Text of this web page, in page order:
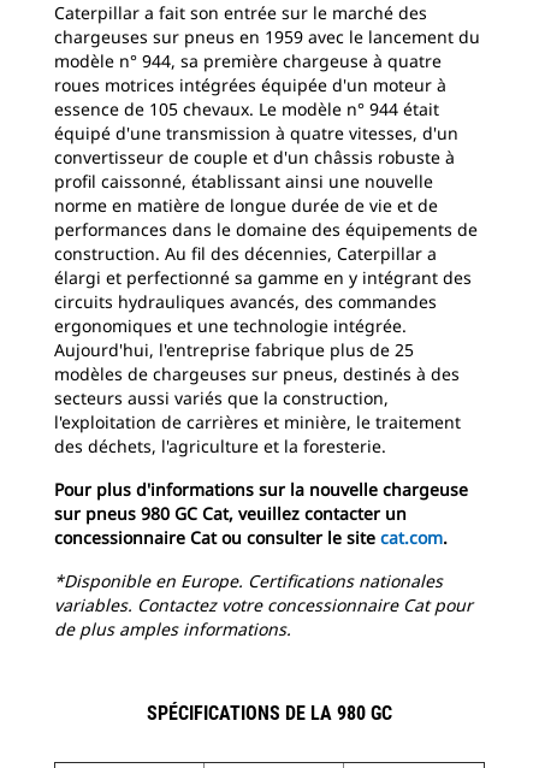
Caterpillar a fait son entrée sur le marché des
chargeuses sur pneus en 1959 avec le lancement du
modèle n° 944, sa première chargeuse à quatre
roues motrices intégrées équipée d'un moteur à
essence de 105 chevaux. Le modèle n° 944 était
équipé d'une transmission à quatre vitesses, d'un
convertisseur de couple et d'un châssis robuste à
profil caissonné, établissant ainsi une nouvelle
norme en matière de longue durée de vie et de
performances dans le domaine des équipements de
construction. Au fil des décennies, Caterpillar a
élargi et perfectionné sa gamme en y intégrant des
circuits hydrauliques avancés, des commandes
ergonomiques et une technologie intégrée.
Aujourd'hui, l'entreprise fabrique plus de 25
modèles de chargeuses sur pneus, destinés à des
secteurs aussi variés que la construction,
l'exploitation de carrières et minière, le traitement
des déchets, l'agriculture et la foresterie.
Pour plus d'informations sur la nouvelle chargeuse
sur pneus 980 GC Cat, veuillez contacter un
concessionnaire Cat ou consulter le site cat.com.
*Disponible en Europe. Certifications nationales
variables. Contactez votre concessionnaire Cat pour
de plus amples informations.
SPÉCIFICATIONS DE LA 980 GC